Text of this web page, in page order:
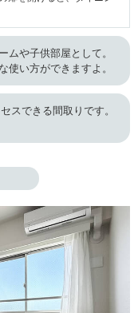
ムや子供部屋として。
使い方ができますよ。
スできる間取りです。